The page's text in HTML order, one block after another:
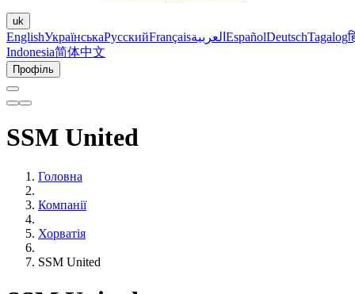
uk
EnglishУкраїнськаРусскийFrançaisالعربية EspañolDeutschTagalog
Indonesia简体中文
Профіль
SSM United
Головна
Компанії
Хорватія
SSM United